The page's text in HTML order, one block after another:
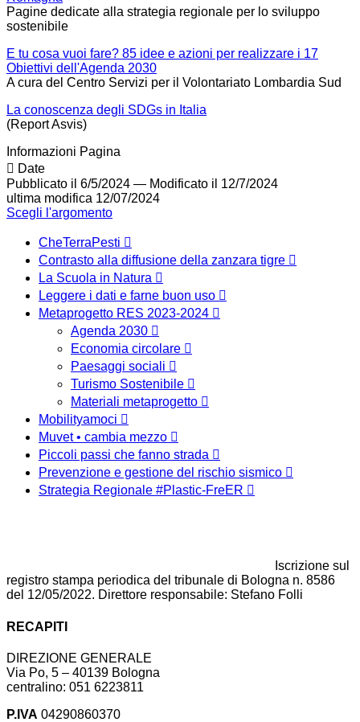
Pagine dedicate alla strategia regionale per lo sviluppo
sostenibile
E tu cosa vuoi fare? 85 idee e azioni per realizzare i 17
Obiettivi dell'Agenda 2030
A cura del Centro Servizi per il Volontariato Lombardia Sud
La conoscenza degli SDGs in Italia
(Report Asvis)
Informazioni Pagina
Date
Pubblicato il 6/5/2024 — Modificato il 12/7/2024
ultima modifica 12/07/2024
Scegli l'argomento
CheTerraPesti
Contrasto alla diffusione della zanzara tigre
La Scuola in Natura
Leggere i dati e farne buon uso
Metaprogetto RES 2023-2024
Agenda 2030
Economia circolare
Paesaggi sociali
Turismo Sostenibile
Materiali metaprogetto
Mobilityamoci
Muvet • cambia mezzo
Piccoli passi che fanno strada
Prevenzione e gestione del rischio sismico
Strategia Regionale #Plastic-FreER
Iscrizione sul
registro stampa periodica del tribunale di Bologna n. 8586
del 12/05/2022. Direttore responsabile: Stefano Folli
RECAPITI
DIREZIONE GENERALE
Via Po, 5 – 40139 Bologna
centralino: 051 6223811
P.IVA 04290860370